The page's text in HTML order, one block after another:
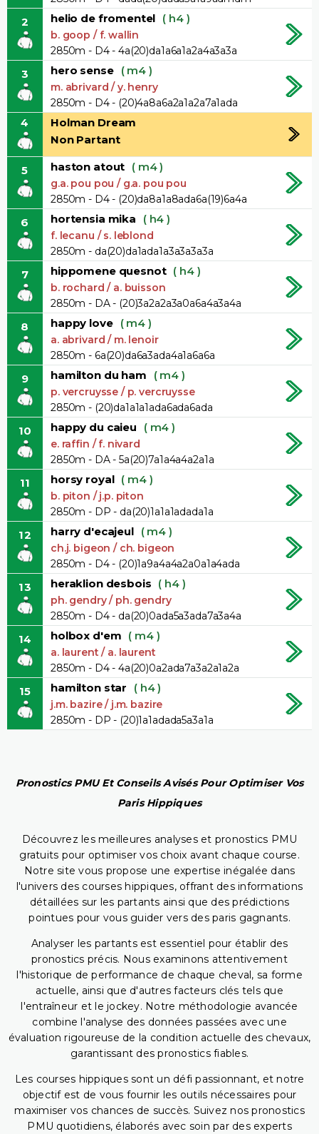
2 helio de fromentel ( h4 )
b. goop / f. wallin
2850m - D4 - 4a(20)da1a6a1a2a4a3a3a
3 hero sense ( m4 )
m. abrivard / y. henry
2850m - D4 - (20)4a8a6a2a1a2a7a1ada
4
Holman Dream
Non Partant
5 haston atout ( m4 )
g.a. pou pou / g.a. pou pou
2850m - D4 - (20)da8a1a8ada6a(19)6a4a
6 hortensia mika ( h4 )
f. lecanu / s. leblond
2850m - da(20)da1ada1a3a3a3a3a
7 hippomene quesnot ( h4 )
b. rochard / a. buisson
2850m - DA - (20)3a2a2a3a0a6a4a3a4a
8 happy love ( m4 )
a. abrivard / m. lenoir
2850m - 6a(20)da6a3ada4a1a6a6a
9 hamilton du ham ( m4 )
p. vercruysse / p. vercruysse
2850m - (20)da1a1a1ada6ada6ada
10 happy du caieu ( m4 )
e. raffin / f. nivard
2850m - DA - 5a(20)7a1a4a4a2a1a
11 horsy royal ( m4 )
b. piton / j.p. piton
2850m - DP - da(20)1a1a1adada1a
12 harry d'ecajeul ( m4 )
ch.j. bigeon / ch. bigeon
2850m - D4 - (20)1a9a4a4a2a0a1a4ada
13 heraklion desbois ( h4 )
ph. gendry / ph. gendry
2850m - D4 - da(20)0ada5a3ada7a3a4a
14 holbox d'em ( m4 )
a. laurent / a. laurent
2850m - D4 - 4a(20)0a2ada7a3a2a1a2a
15 hamilton star ( h4 )
j.m. bazire / j.m. bazire
2850m - DP - (20)1a1adada5a3a1a
Pronostics PMU Et Conseils Avisés Pour Optimiser Vos
Paris Hippiques
Découvrez les meilleures analyses et pronostics PMU
gratuits pour optimiser vos choix avant chaque course.
Notre site vous propose une expertise inégalée dans
l'univers des courses hippiques, offrant des informations
détaillées sur les partants ainsi que des prédictions
pointues pour vous guider vers des paris gagnants.
Analyser les partants est essentiel pour établir des
pronostics précis. Nous examinons attentivement
l'historique de performance de chaque cheval, sa forme
actuelle, ainsi que d'autres facteurs clés tels que
l'entraîneur et le jockey. Notre méthodologie avancée
combine l'analyse des données passées avec une
évaluation rigoureuse de la condition actuelle des chevaux,
garantissant des pronostics fiables.
Les courses hippiques sont un défi passionnant, et notre
objectif est de vous fournir les outils nécessaires pour
maximiser vos chances de succès. Suivez nos pronostics
PMU quotidiens, élaborés avec soin par des experts